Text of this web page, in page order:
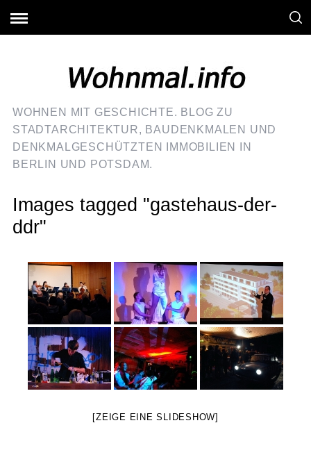
WOHNEN MIT GESCHICHTE. BLOG ZU
STADTARCHITEKTUR, BAUDENKMALEN UND
DENKMALGESCHÜTZTEN IMMOBILIEN IN
BERLIN UND POTSDAM.
Images tagged "gastehaus-der-
ddr"
[ZEIGE EINE SLIDESHOW]